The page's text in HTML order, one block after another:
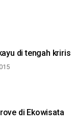
di tengah kriris
di Ekowisata